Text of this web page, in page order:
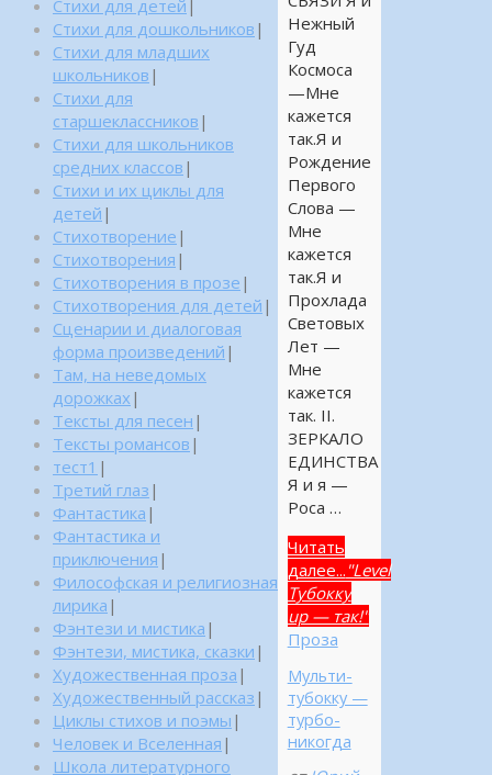
Нежный
Гуд
Космоса
—Мне
кажется
так.Я и
Рождение
Первого
Слова —
Мне
кажется
так.Я и
Прохлада
Световых
Лет —
Мне
кажется
так. II.
ЗЕРКАЛО
ЕДИНСТВА
Я и я —
Роса …
Читать
далее... "Level
Тубокку
up — так!"
Проза
Мульти-
тубокку —
турбо-
никогда
Стихи для детей |
Стихи для дошкольников |
Стихи для младших
школьников |
Стихи для
старшеклассников |
Стихи для школьников
средних классов |
Стихи и их циклы для
детей |
Стихотворение |
Стихотворения |
Стихотворения в прозе |
Стихотворения для детей |
Сценарии и диалоговая
форма произведений |
Там, на неведомых
дорожках |
Тексты для песен |
Тексты романсов |
тест1 |
Третий глаз |
Фантастика |
Фантастика и
приключения |
Философская и религиозная
лирика |
Фэнтези и мистика |
Фэнтези, мистика, сказки |
Художественная проза |
Художественный рассказ |
Циклы стихов и поэмы |
Человек и Вселенная |
Школа литературного